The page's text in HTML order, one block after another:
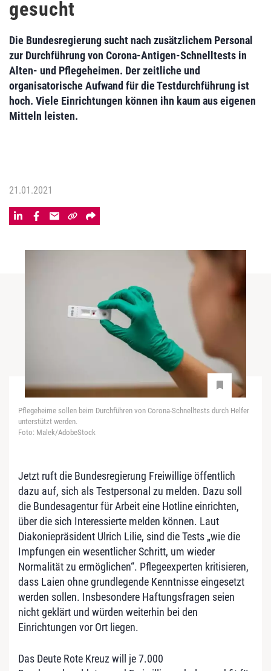
gesucht
Die Bundesregierung sucht nach zusätzlichem Personal
zur Durchführung von Corona-Antigen-Schnelltests in
Alten- und Pflegeheimen. Der zeitliche und
organisatorische Aufwand für die Testdurchführung ist
hoch. Viele Einrichtungen können ihn kaum aus eigenen
Mitteln leisten.
21.01.2021
Pflegeheime sollen beim Durchführen von Corona-Schnelltests durch Helfer
unterstützt werden.
Foto: Malek/AdobeStock
Jetzt ruft die Bundesregierung Freiwillige öffentlich
dazu auf, sich als Testpersonal zu melden. Dazu soll
die Bundesagentur für Arbeit eine Hotline einrichten,
über die sich Interessierte melden können. Laut
Diakoniepräsident Ulrich Lilie, sind die Tests „wie die
Impfungen ein wesentlicher Schritt, um wieder
Normalität zu ermöglichen“. Pflegeexperten kritisieren,
dass Laien ohne grundlegende Kenntnisse eingesetzt
werden sollen. Insbesondere Haftungsfragen seien
nicht geklärt und würden weiterhin bei den
Einrichtungen vor Ort liegen.
Das Deute Rote Kreuz will je 7.000